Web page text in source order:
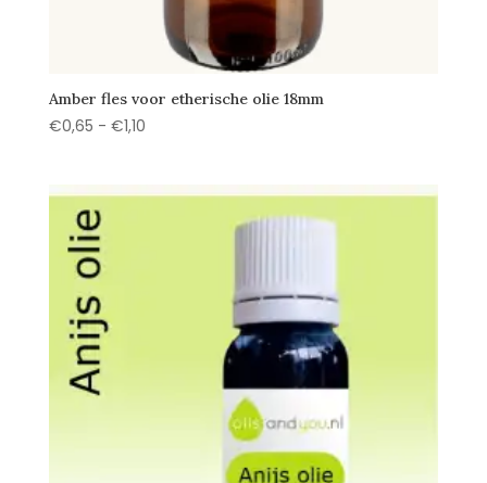
Amber fles voor etherische olie 18mm
€0,65 - €1,10Prijsklasse:
€1,10